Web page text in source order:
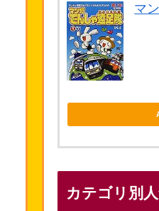
マ
カテゴリ別